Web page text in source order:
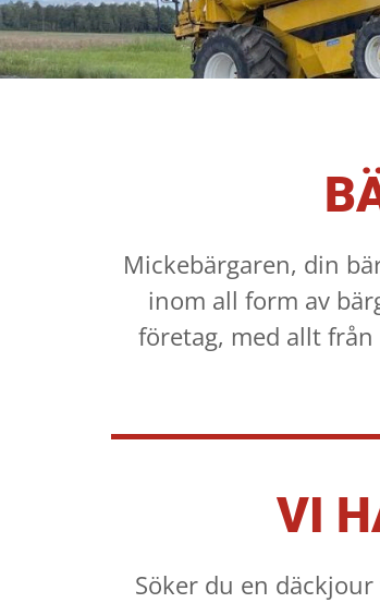
Mickebärgaren, din
inom all form av
företag, med allt
VI
Söker du en